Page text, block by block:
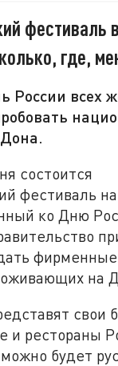
фестиваль
где,
России всех
состоится
фестиваль
ко Дню
на
свои
и рестораны
будет